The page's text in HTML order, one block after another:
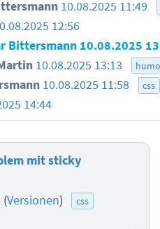
10.08.2025 11:49
12:56
Bittersmann 10.08.2025
10.08.2025 13:13
10.08.2025 11:58 css
14:44
mit sticky
(Versionen)
css